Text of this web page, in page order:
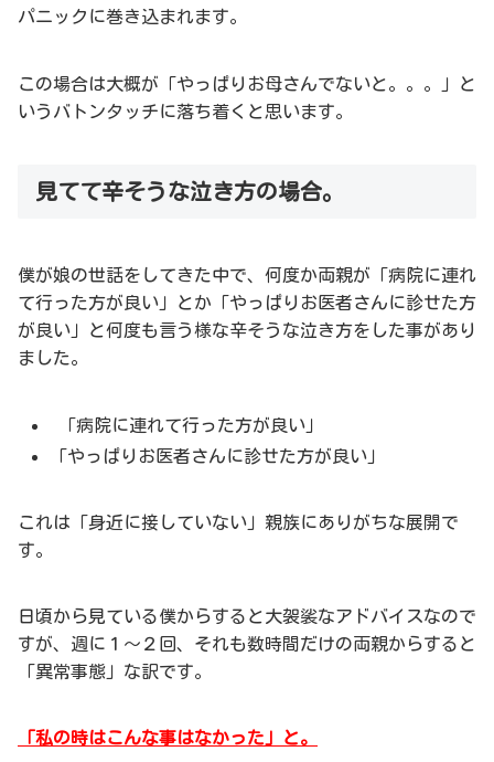
パニックに巻き込まれます。
この場合は大概が「やっぱりお母さんでないと。。。」と
いうバトンタッチに落ち着くと思います。
見てて辛そうな泣き方の場合。
僕が娘の世話をしてきた中で、何度か両親が「病院に連れ
て行った方が良い」とか「やっぱりお医者さんに診せた方
が良い」と何度も言う様な辛そうな泣き方をした事があり
ました。
「病院に連れて行った方が良い」
「やっぱりお医者さんに診せた方が良い」
これは「身近に接していない」親族にありがちな展開で
す。
日頃から見ている僕からすると大袈裟なアドバイスなので
すが、週に１～２回、それも数時間だけの両親からすると
「異常事態」な訳です。
「私の時はこんな事はなかった」と。